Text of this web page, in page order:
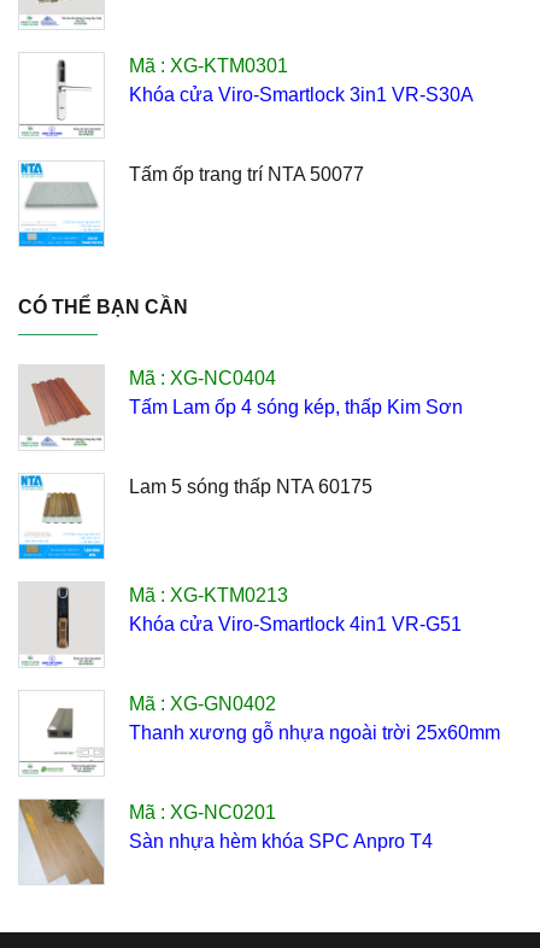
Mã : XG-KTM0301
Khóa cửa Viro-Smartlock 3in1 VR-S30A
Tấm ốp trang trí NTA 50077
CÓ THỂ BẠN CẦN
Mã : XG-NC0404
Tấm Lam ốp 4 sóng kép, thấp Kim Sơn
Lam 5 sóng thấp NTA 60175
Mã : XG-KTM0213
Khóa cửa Viro-Smartlock 4in1 VR-G51
Mã : XG-GN0402
Thanh xương gỗ nhựa ngoài trời 25x60mm
Mã : XG-NC0201
Sàn nhựa hèm khóa SPC Anpro T4